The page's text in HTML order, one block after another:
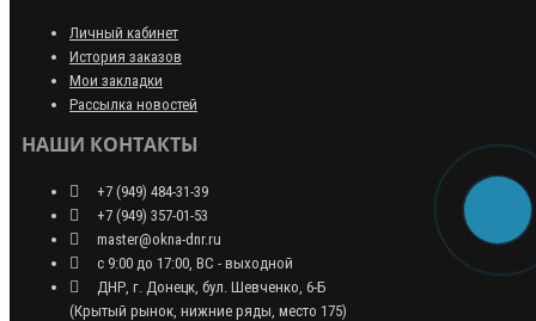
Личный кабинет
История заказов
Мои закладки
Рассылка новостей
НАШИ КОНТАКТЫ
+7 (949) 484-31-39
+7 (949) 357-01-53
master@okna-dnr.ru
с 9:00 до 17:00, ВС - выходной
ДНР, г. Донецк, бул. Шевченко, 6-Б
(Крытый рынок, нижние ряды, место 175)